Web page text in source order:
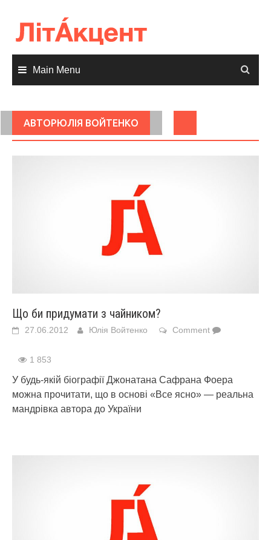
content
Main Menu
АВТОРЮЛІЯ ВОЙТЕНКО
Що би придумати з чайником?
27.06.2012 Юлія Войтенко Comment
1 853
У будь-якій біографії Джонатана Сафрана Фоера
можна прочитати, що в основі «Все ясно» — реальна
мандрівка автора до України